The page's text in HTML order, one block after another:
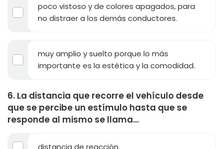
poco vistoso y de colores apagados, para
no distraer a los demás conductores.
muy amplio y suelto porque lo más
importante es la estética y la comodidad.
6. La distancia que recorre el vehículo desde
que se percibe un estímulo hasta que se
responde al mismo se llama...
distancia de reacción.